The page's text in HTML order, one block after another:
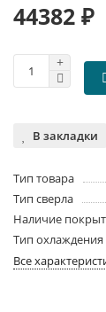
44382 ₽
В закладки
Тип товара
Тип сверла
Наличие
Тип охлаждения
Все